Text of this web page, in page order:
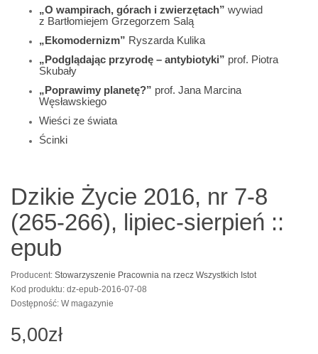
„O wampirach, górach i zwierzętach” wywiad
z Bartłomiejem Grzegorzem Salą
„Ekomodernizm” Ryszarda Kulika
„Podglądając przyrodę – antybiotyki” prof. Piotra
Skubały
„Poprawimy planetę?” prof. Jana Marcina
Węsławskiego
Wieści ze świata
Ścinki
Dzikie Życie 2016, nr 7-8
(265-266), lipiec-sierpień ::
epub
Producent: Stowarzyszenie Pracownia na rzecz Wszystkich Istot
Kod produktu: dz-epub-2016-07-08
Dostępność: W magazynie
5,00zł